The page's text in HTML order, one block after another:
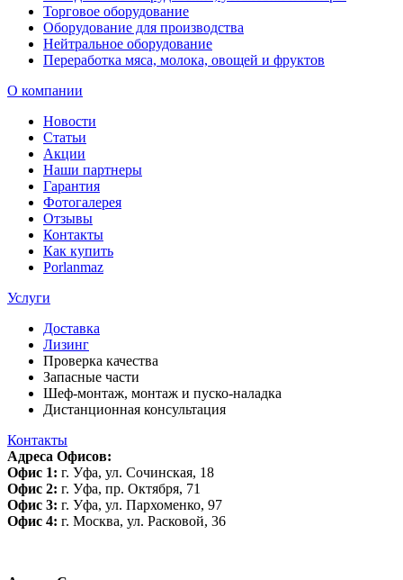
Торговое оборудование
Оборудование для производства
Нейтральное оборудование
Переработка мяса, молока, овощей и фруктов
О компании
Новости
Статьи
Акции
Наши партнеры
Гарантия
Фотогалерея
Отзывы
Контакты
Как купить
Porlanmaz
Услуги
Доставка
Лизинг
Проверка качества
Запасные части
Шеф-монтаж, монтаж и пуско-наладка
Дистанционная консультация
Контакты
Адреса Офисов:
Офис 1: г. Уфа, ул. Сочинская, 18
Офис 2: г. Уфа, пр. Октября, 71
Офис 3: г. Уфа, ул. Пархоменко, 97
Офис 4: г. Москва, ул. Расковой, 36